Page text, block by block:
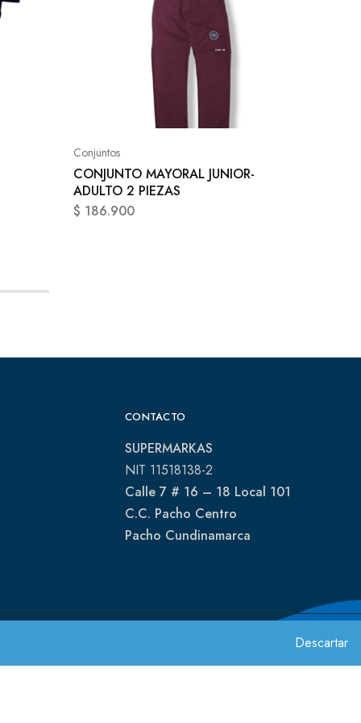
Descartar
Conjuntos
CONJUNTO MAYORAL JUNIOR-
ADULTO 2 PIEZAS
$ 186.900
CONTACTO
SUPERMARKAS
NIT 11518138-2
Calle 7 # 16 – 18 Local 101
C.C. Pacho Centro
Pacho Cundinamarca